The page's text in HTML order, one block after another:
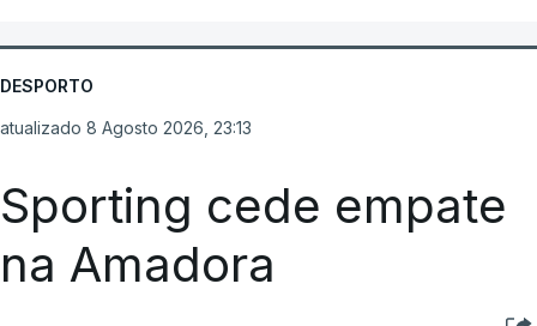
DESPORTO
atualizado 8 Agosto 2026, 23:13
Sporting cede empate
na Amadora